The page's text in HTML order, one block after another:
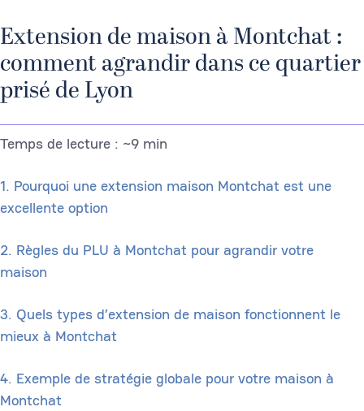
Extension de maison à Montchat :
comment agrandir dans ce quartier
prisé de Lyon
Temps de lecture : ~9 min
1. Pourquoi une extension maison Montchat est une
excellente option
2. Règles du PLU à Montchat pour agrandir votre
maison
3. Quels types d’extension de maison fonctionnent le
mieux à Montchat
4. Exemple de stratégie globale pour votre maison à
Montchat